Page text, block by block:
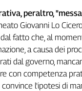
peraltro,
Giovanni Lo
fatto che, al
a causa dei
dal governo,
con competenza
l'ipotesi di